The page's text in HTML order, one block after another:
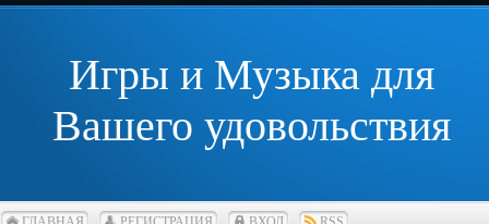
Игры и Музыка для
Вашего удовольствия